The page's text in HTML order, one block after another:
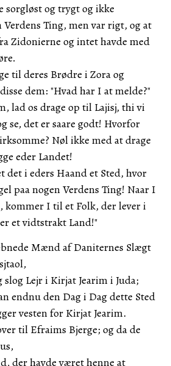
sorgløst og trygt og ikke
Verdens Ting, men var rigt, og at
Zidonierne og intet havde med
til deres Brødre i Zora og
dem: "Hvad har I at melde?"
lad os drage op til Lajisj, thi vi
se, det er saare godt! Hvorfor
Nøl ikke med at drage
eder Landet!
det i eders Haand et Sted, hvor
paa nogen Verdens Ting! Naar I
kommer I til et Folk, der lever i
et vidtstrakt Land!"
Mænd af Daniternes Slægt
slog Lejr i Kirjat Jearim i Juda;
endnu den Dag i Dag dette Sted
vesten for Kirjat Jearim.
til Efraims Bjerge; og da de
der havde været henne at